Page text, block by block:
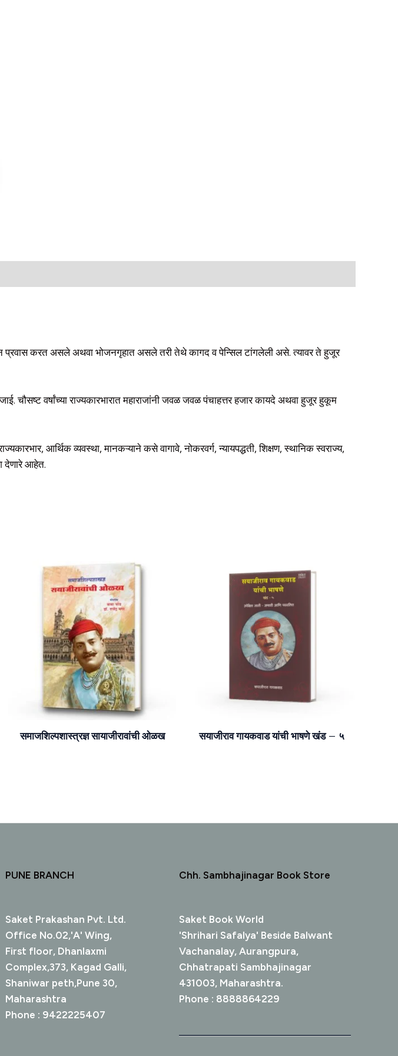
प्रवास करत असले अथवा भोजनगृहात असले तरी तेथे कागद व पेन्सिल टांगलेली असे. त्यावर ते हुजूर
चौसष्ट वर्षांच्या राज्यकारभारात महाराजांनी जवळ जवळ पंचाहत्तर हजार कायदे अथवा हुजूर हुकूम
आर्थिक व्यवस्था, मानकऱ्याने कसे वागावे, नोकरवर्ग, न्यायपद्धती, शिक्षण, स्थानिक स्वराज्य,
देणारे आहेत.
समाजशिल्पशास्त्रज्ञ सायाजीरावांची ओळख सयाजीराव गायकवाड यांची भाषणे खंड – ५
PUNE BRANCH
Saket Prakashan Pvt. Ltd.
Office No.02,'A' Wing,
First floor, Dhanlaxmi
Complex,373, Kagad Galli,
Shaniwar peth,Pune 30,
Maharashtra
Phone : 9422225407
Chh. Sambhajinagar Book Store
Saket Book World
'Shrihari Safalya' Beside Balwant
Vachanalay, Aurangpura,
Chhatrapati Sambhajinagar
431003, Maharashtra.
Phone : 8888864229